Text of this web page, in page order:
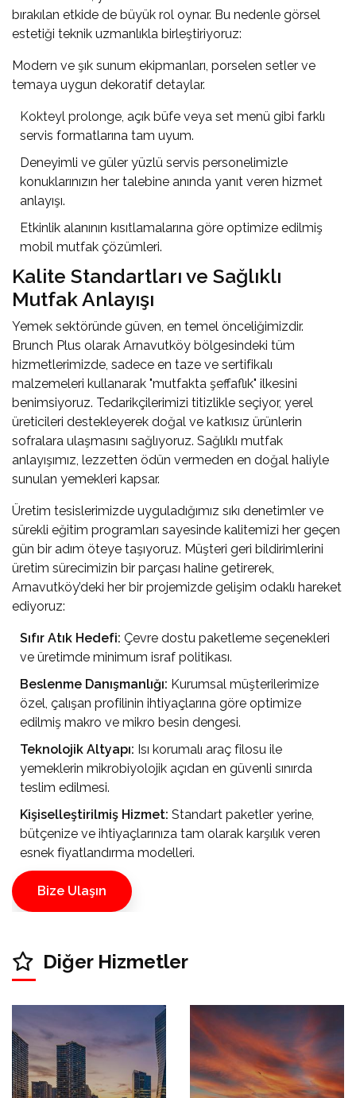
bırakılan etkide de büyük rol oynar. Bu nedenle görsel
estetiği teknik uzmanlıkla birleştiriyoruz:
Modern ve şık sunum ekipmanları, porselen setler ve
temaya uygun dekoratif detaylar.
Kokteyl prolonge, açık büfe veya set menü gibi farklı
servis formatlarına tam uyum.
Deneyimli ve güler yüzlü servis personelimizle
konuklarınızın her talebine anında yanıt veren hizmet
anlayışı.
Etkinlik alanının kısıtlamalarına göre optimize edilmiş
mobil mutfak çözümleri.
Kalite Standartları ve Sağlıklı
Mutfak Anlayışı
Yemek sektöründe güven, en temel önceliğimizdir.
Brunch Plus olarak Arnavutköy bölgesindeki tüm
hizmetlerimizde, sadece en taze ve sertifikalı
malzemeleri kullanarak "mutfakta şeffaflık" ilkesini
benimsiyoruz. Tedarikçilerimizi titizlikle seçiyor, yerel
üreticileri destekleyerek doğal ve katkısız ürünlerin
sofralara ulaşmasını sağlıyoruz. Sağlıklı mutfak
anlayışımız, lezzetten ödün vermeden en doğal haliyle
sunulan yemekleri kapsar.
Üretim tesislerimizde uyguladığımız sıkı denetimler ve
sürekli eğitim programları sayesinde kalitemizi her geçen
gün bir adım öteye taşıyoruz. Müşteri geri bildirimlerini
üretim sürecimizin bir parçası haline getirerek,
Arnavutköy’deki her bir projemizde gelişim odaklı hareket
ediyoruz:
Sıfır Atık Hedefi: Çevre dostu paketleme seçenekleri
ve üretimde minimum israf politikası.
Beslenme Danışmanlığı: Kurumsal müşterilerimize
özel, çalışan profilinin ihtiyaçlarına göre optimize
edilmiş makro ve mikro besin dengesi.
Teknolojik Altyapı: Isı korumalı araç filosu ile
yemeklerin mikrobiyolojik açıdan en güvenli sınırda
teslim edilmesi.
Kişiselleştirilmiş Hizmet: Standart paketler yerine,
bütçenize ve ihtiyaçlarınıza tam olarak karşılık veren
esnek fiyatlandırma modelleri.
Bize Ulaşın
Diğer Hizmetler